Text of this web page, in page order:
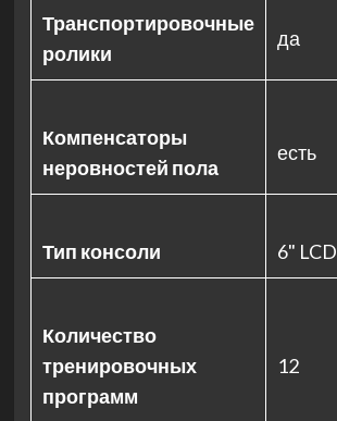
Транспортировочные
ролики
да
Компенсаторы
неровностей пола
есть
Тип консоли 6" LCD
Количество
тренировочных
программ
12